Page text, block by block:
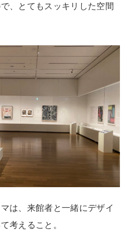
、とてもスッキリした空間
は、来館者と一緒にデザイ
考えること。